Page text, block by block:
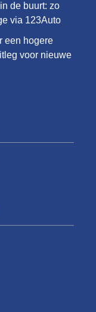
de buurt: zo
via 123Auto
een hogere
voor nieuwe